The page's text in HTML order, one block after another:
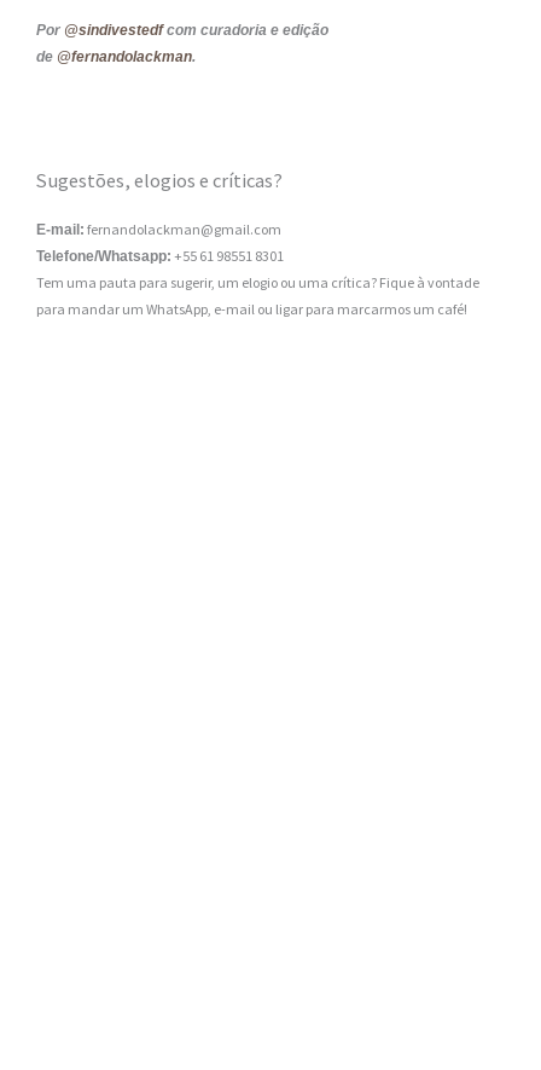
Por @sindivestedfcom curadoria e edição
de @fernandolackman.
Sugestões, elogios e críticas?
E-mail: fernandolackman@gmail.com
Telefone/Whatsapp: +55 61 98551 8301
Tem uma pauta para sugerir, um elogio ou uma crítica? Fique à vontade
para mandar um WhatsApp, e-mail ou ligar para marcarmos um café!